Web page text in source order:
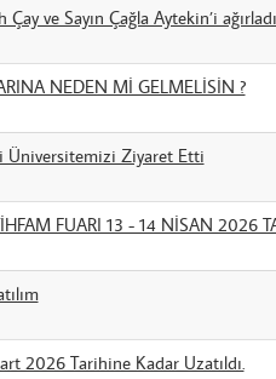
ve Sayın Çağla Aytekin’i
NEDEN Mİ GELMELİSİN ?
Üniversitemizi Ziyaret Etti
FUARI 13 - 14 NİSAN 2026
2026 Tarihine Kadar Uzatıldı.